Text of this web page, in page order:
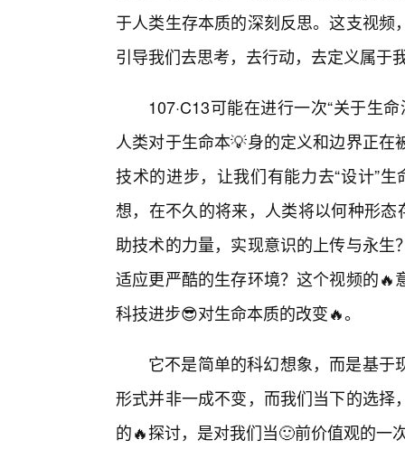
于人类生存本质的深刻反思。这支视
引导我们去思考，去行动，去定义属于
107·C13可能在进行一次“关于生
人类对于生命本💡身的定义和边界正
技术的进步，让我们有能力去“设计”
想，在不久的将来，人类将以何种形
助技术的力量，实现意识的上传与永
适应更严酷的生存环境？这个视频的
科技进步😎对生命本质的改变🔥。
它不是简单的科幻想象，而是基
形式并非一成不变，而我们当下的选
的🔥探讨，是对我们当🙂前价值观的一